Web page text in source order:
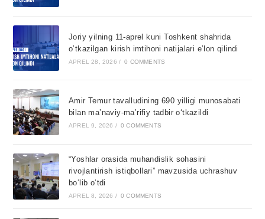
Joriy yilning 11-aprel kuni Toshkent shahrida
o’tkazilgan kirish imtihoni natijalari e’lon qilindi
APREL 28, 2026 / 0 COMMENTS
Amir Temur tavalludining 690 yilligi munosabati
bilan ma’naviy-ma’rifiy tadbir o‘tkazildi
APREL 9, 2026 / 0 COMMENTS
“Yoshlar orasida muhandislik sohasini
rivojlantirish istiqbollari” mavzusida uchrashuv
bo‘lib o‘tdi
APREL 8, 2026 / 0 COMMENTS